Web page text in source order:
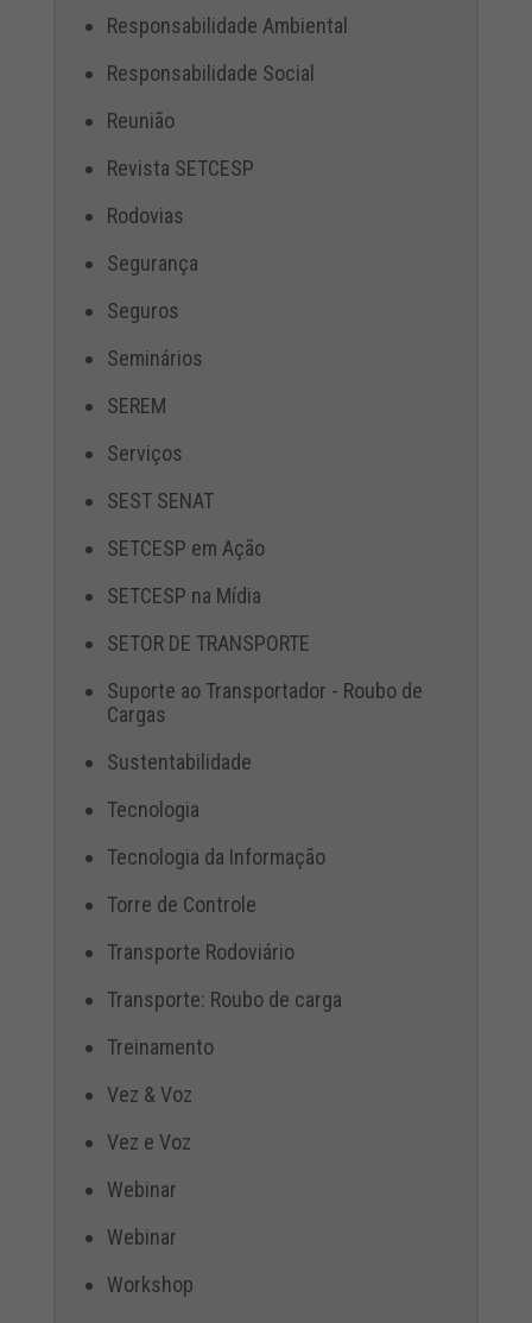
Responsabilidade Ambiental
Responsabilidade Social
Reunião
Revista SETCESP
Rodovias
Segurança
Seguros
Seminários
SEREM
Serviços
SEST SENAT
SETCESP em Ação
SETCESP na Mídia
SETOR DE TRANSPORTE
Suporte ao Transportador - Roubo de
Cargas
Sustentabilidade
Tecnologia
Tecnologia da Informação
Torre de Controle
Transporte Rodoviário
Transporte: Roubo de carga
Treinamento
Vez & Voz
Vez e Voz
Webinar
Webinar
Workshop